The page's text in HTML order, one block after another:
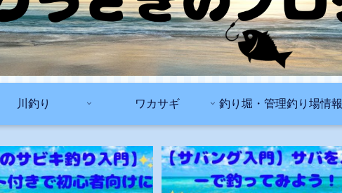
川釣り ワカサギ 釣り堀・管理釣り場情報